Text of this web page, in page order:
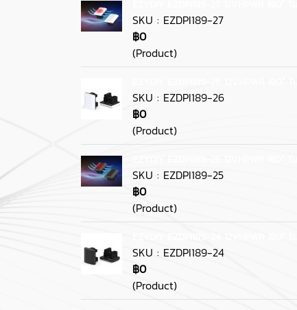
SKU : EZDPI189-27
฿0
(Product)
SKU : EZDPI189-26
฿0
(Product)
SKU : EZDPI189-25
฿0
(Product)
SKU : EZDPI189-24
฿0
(Product)